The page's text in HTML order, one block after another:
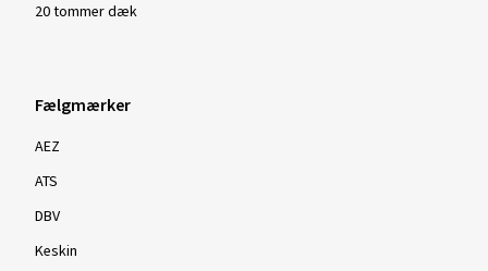
20 tommer dæk
Fælgmærker
AEZ
ATS
DBV
Keskin